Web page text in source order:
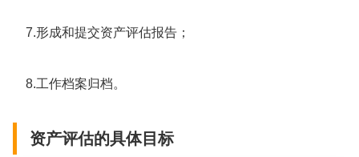
7.形成和提交资产评估报告；
8.工作档案归档。
资产评估的具体目标